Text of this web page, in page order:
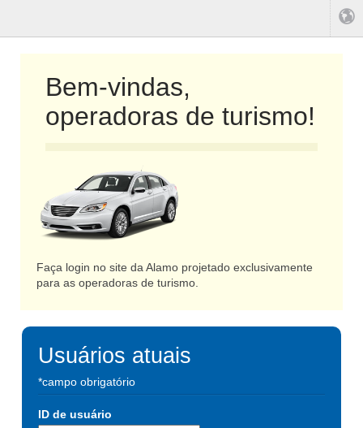
Bem-vindas,
operadoras de turismo!
Faça login no site da Alamo projetado exclusivamente
para as operadoras de turismo.
Usuários atuais
*campo obrigatório
ID de usuário